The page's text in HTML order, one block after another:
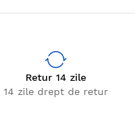
Retur 14 zile
14 zile drept de retur